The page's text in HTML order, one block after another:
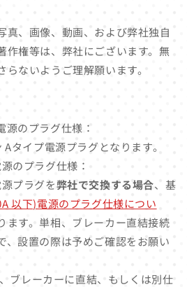
真、画像、動画、および弊社独自
作権等は、弊社にございます。無
ないようご理解願います。
源のプラグ仕様：
タイプ電源プラグとなります。
のプラグ仕様：
プラグを弊社で交換する場合、基
以下)電源のプラグ仕様につい
ます。単相、ブレーカー直結接続
、設置の際は予めご確認をお願い
ブレーカーに直結、もしくは別仕